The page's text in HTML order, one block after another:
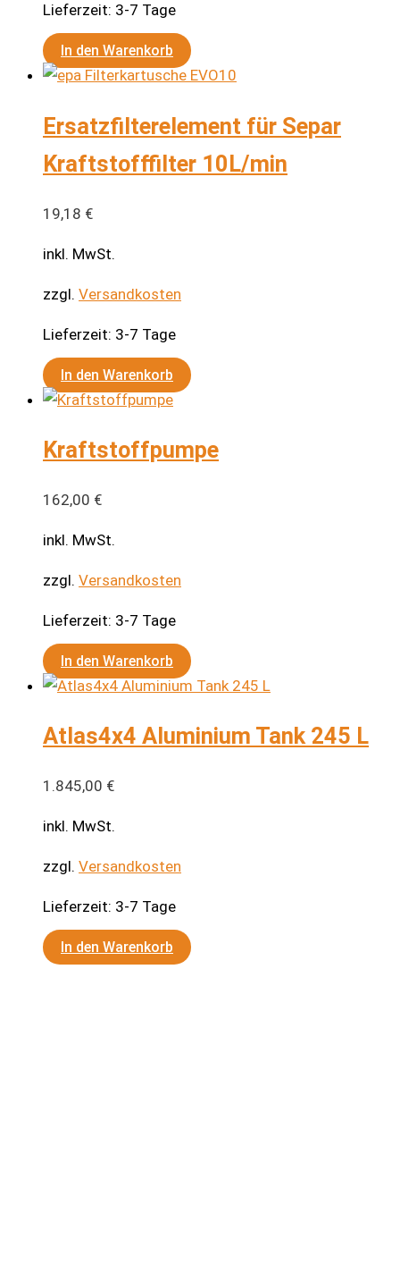
Lieferzeit: 3-7 Tage
In den Warenkorb
Ersatzfilterelement für Separ
Kraftstofffilter 10L/min
19,18 €
inkl. MwSt.
zzgl. Versandkosten
Lieferzeit: 3-7 Tage
In den Warenkorb
Kraftstoffpumpe
162,00 €
inkl. MwSt.
zzgl. Versandkosten
Lieferzeit: 3-7 Tage
In den Warenkorb
Atlas4x4 Aluminium Tank 245 L
1.845,00 €
inkl. MwSt.
zzgl. Versandkosten
Lieferzeit: 3-7 Tage
In den Warenkorb